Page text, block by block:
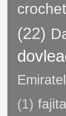
(22)
(1)